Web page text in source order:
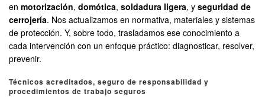
en motorización, domótica, soldadura ligera, y seguridad de
cerrojería. Nos actualizamos en normativa, materiales y sistemas
de protección. Y, sobre todo, trasladamos ese conocimiento a
cada intervención con un enfoque práctico: diagnosticar, resolver,
prevenir.
Técnicos acreditados, seguro de responsabilidad y
procedimientos de trabajo seguros